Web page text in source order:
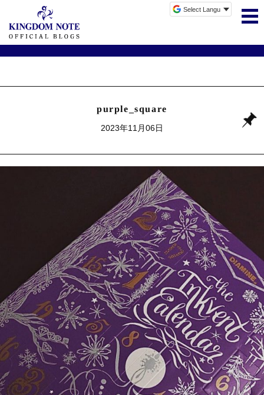
purple_square
2023年11月06日